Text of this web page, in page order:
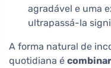
agradável e uma
ultrapassá-la
A forma natural de
quotidiana é